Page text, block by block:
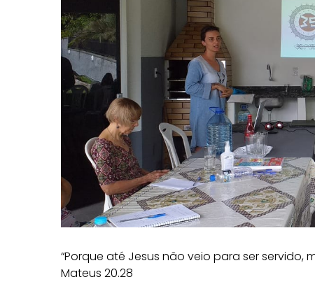
“Porque até Jesus não veio para ser servido,
Mateus 20.28